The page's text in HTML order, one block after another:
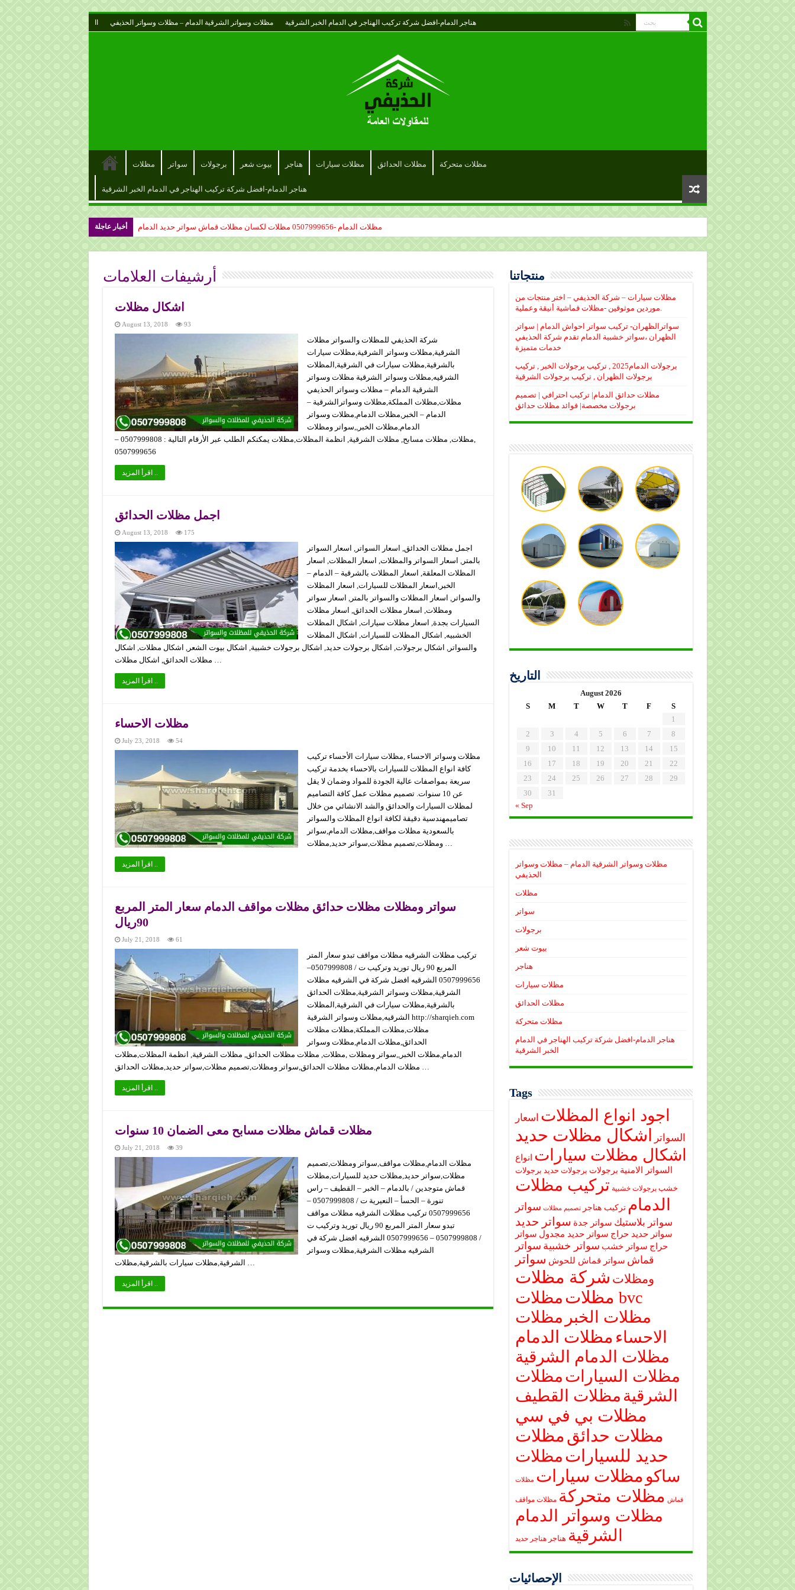
مظلات وسواتر الشرقية الدمام – مظلات وسواتر الحذيفي هناجر الدمام-افضل شركة تركيب الهناجر في الدمام الخبر الشرقية
مظلات سواتر برجولات بيوت شعر هناجر مظلات سيارات مظلات الحدائق مظلات متحركة
هناجر الدمام-افضل شركة تركيب الهناجر في الدمام الخبر الشرقية
أخبار عاجلة مظلات الدمام -0507999656 مظلات لكسان مظلات قماش سواتر حديد الدمام
أرشيفات العلامات
اشكال مظلات
August 13, 2018 93
شركة الحذيفي للمظلات والسواتر مظلات
الشرقية,مظلات وسواتر الشرقية,مظلات سيارات
بالشرقية,مظلات سيارات في الشرقية,المظلات
الشرقيه,مظلات وسواتر الشرقية مظلات وسواتر
الشرقية الدمام – مظلات وسواتر الحذيفي
مظلات,مظلات المملكة,مظلات وسواترالشرقية –
الدمام – الخبر,مظلات الدمام,مظلات وسواتر
الدمام,مظلات الخبر,,سواتر ومظلات
,مظلات, مظلات مسابح, مظلات الشرقية, انظمة المظلات,مظلات يمكنكم الطلب عبر الأرقام التالية : 0507999808 –
0507999656
اقرأ المزيد ..
اجمل مظلات الحدائق
August 13, 2018 175
اجمل مظلات الحدائق, اسعار السواتر, اسعار السواتر
بالمتر, اسعار السواتر والمظلات, اسعار المظلات, اسعار
المظلات المعلقة, اسعار المظلات بالشرقية – الدمام –
الخبر,اسعار المظلات للسيارات, اسعار المظلات
والسواتر, اسعار المظلات والسواتر بالمتر, اسعار سواتر
ومظلات, اسعار مظلات الحدائق, اسعار مظلات
السيارات بجدة, اسعار مظلات سيارات, اشكال المظلات
الخشبيه, اشكال المظلات للسيارات, اشكال المظلات
والسواتر, اشكال برجولات, اشكال برجولات حديد, اشكال برجولات خشبية, اشكال بيوت الشعر, اشكال مظلات, اشكال
مظلات الحدائق, اشكال مظلات …
اقرأ المزيد ..
مظلات الاحساء
July 23, 2018 54
مظلات وسواتر الاحساء ,مظلات سيارات الأحساء تركيب
كافة انواع المظلات للسيارات بالاحساء بخدمة تركيب
سريعة بمواصفات عالية الجودة للمواد وضمان لا يقل
عن 10 سنوات. تصميم مظلات عمل كافة التصاميم
لمظلات السيارات والحدائق والشد الانشائي من خلال
تصاميمهندسية دقيقة لكافة انواع المظلات والسواتر
بالسعودية مظلات مواقف,مظلات الدمام,سواتر
ومظلات,تصميم مظلات,سواتر حديد,مظلات …
اقرأ المزيد ..
سواتر ومظلات مظلات حدائق مظلات مواقف الدمام سعار المتر المربع
90ريال
July 21, 2018 61
تركيب مظلات الشرقيه مظلات مواقف تبدو سعار المتر
المربع 90 ريال توريد وتركيب ت / 0507999808–
0507999656 الشرقيه افضل شركة في الشرقيه مظلات
الشرقية,مظلات وسواتر الشرقية,مظلات الحدائق
بالشرقية,مظلات سيارات في الشرقية,المظلات
الشرقيه,مظلات وسواتر الشرقية http://sharqieh.com
مظلات,مظلات المملكة,مظلات مظلات
الحدائق,مظلات الدمام,مظلات وسواتر
الدمام,مظلات الخبر,,سواتر ومظلات ,مظلات, مظلات مظلات الحدائق, مظلات الشرقية, انظمة المظلات,مظلات
مظلات الدمام,مظلات مظلات الحدائق,سواتر ومظلات,تصميم مظلات,سواتر حديد,مظلات الحدائق …
اقرأ المزيد ..
مظلات قماش مظلات مسابح معى الضمان 10 سنوات
July 21, 2018 39
مظلات الدمام,مظلات مواقف,سواتر ومظلات,تصميم
مظلات,سواتر حديد,مظلات حديد للسيارات,مظلات
قماش متوجدين / بالدمام – الخبر – القطيف – راس
تنورة – الحسأ – النعيرية ت / 0507999808 –
0507999656 تركيب مظلات الشرقيه مظلات مواقف
تبدو سعار المتر المربع 90 ريال توريد وتركيب ت
/ 0507999808 – 0507999656 الشرقيه افضل شركة في
الشرقيه مظلات الشرقية,مظلات وسواتر
الشرقية,مظلات سيارات بالشرقية,مظلات …
اقرأ المزيد ..
منتجاتنا
مظلات سيارات – شركة الحذيفي – اختر منتجات من
موردين موثوقين -مظلات قماشية أنيقة وعملية.
سواترالظهران- تركيب سواتر احواش الدمام | سواتر
الظهران ،سواتر خشبية الدمام تقدم شركة الحذيفي
خدمات متميزة
برجولات الدمام2025 , تركيب برجولات الخبر , تركيب
برجولات الظهران , تركيب برجولات الشرقية
مظلات حدائق الدمام| تركيب احترافي | تصميم
برجولات مخصصة| فوائد مظلات حدائق
التاريخ
August 2026
S
M T W T F
S
1
2
3 4 5 6 7
8
9
10 11 12 13 14
15
16
17 18 19 20 21
22
23
24 25 26 27 28
29
30
31
« Sep
مظلات وسواتر الشرقية الدمام – مظلات وسواتر
الحذيفي
مظلات
سواتر
برجولات
بيوت شعر
هناجر
مظلات سيارات
مظلات الحدائق
مظلات متحركة
هناجر الدمام-افضل شركة تركيب الهناجر في الدمام
الخبر الشرقية
Tags
اجود انواع المظلات اسعار
السواتر
اشكال مظلات حديد
اشكال مظلات سيارات انواع
السواتر الامنية برجولات برجولات حديد برجولات
خشب برجولات خشبية تركيب مظلات
الدمام تركيب هناجر تصميم مظلات سواتر
سواتر بلاستيك سواتر جدة سواتر حديد
سواتر حديد حراج سواتر حديد مجدول سواتر
حراج سواتر خشب سواتر خشبية سواتر
قماش سواتر قماش للحوش سواتر
ومظلات شركة مظلات
مظلات مظلات bvc
مظلات الخبر مظلات
الاحساء مظلات الدمام
مظلات الدمام الشرقية
مظلات السياراتمظلات
الشرقية مظلات القطيف
مظلات بي في سي
مظلات حدائقمظلات
حديد للسياراتمظلات
ساكو مظلات سيارات مظلات
قماش مظلات متحركة مظلات مواقف
مظلات وسواتر الدمام
الشرقية هناجر هناجر حديد
الإحصائيات